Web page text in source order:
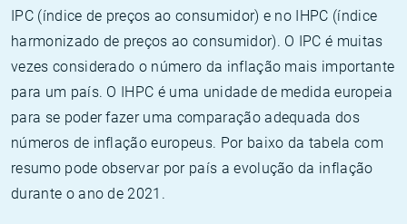
IPC (índice de preços ao consumidor) e no IHPC (índice
harmonizado de preços ao consumidor). O IPC é muitas
vezes considerado o número da inflação mais importante
para um país. O IHPC é uma unidade de medida europeia
para se poder fazer uma comparação adequada dos
números de inflação europeus. Por baixo da tabela com
resumo pode observar por país a evolução da inflação
durante o ano de 2021.